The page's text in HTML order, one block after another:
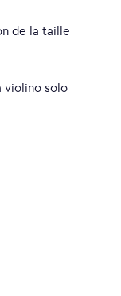
de la taille
violino solo